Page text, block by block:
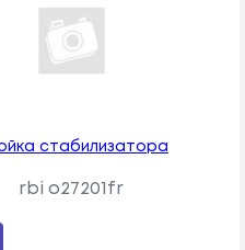
стабилизатора
rbi o27201fr